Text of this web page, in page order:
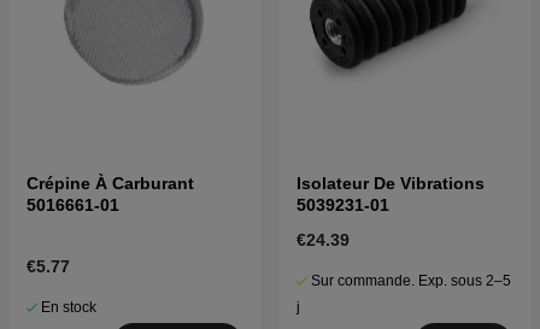
Crépine À Carburant
5016661-01
€5.77
En stock
Isolateur De Vibrations
5039231-01
€24.39
Sur commande. Exp. sous 2–5
j